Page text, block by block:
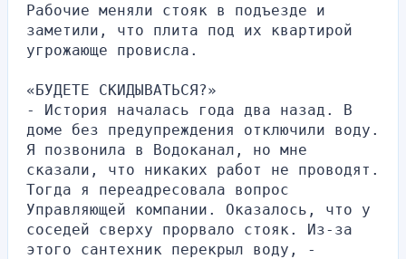
Рабочие меняли стояк в подъезде и
заметили, что плита под их квартирой
угрожающе провисла.
«БУДЕТЕ СКИДЫВАТЬСЯ?»
- История началась года два назад. В
доме без предупреждения отключили воду.
Я позвонила в Водоканал, но мне
сказали, что никаких работ не проводят.
Тогда я переадресовала вопрос
Управляющей компании. Оказалось, что у
соседей сверху прорвало стояк. Из-за
этого сантехник перекрыл воду, -